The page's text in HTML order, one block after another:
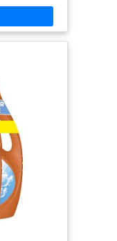
Nouvelle
DASH
avec plus
en capsule
douceur et
fraîcheur"